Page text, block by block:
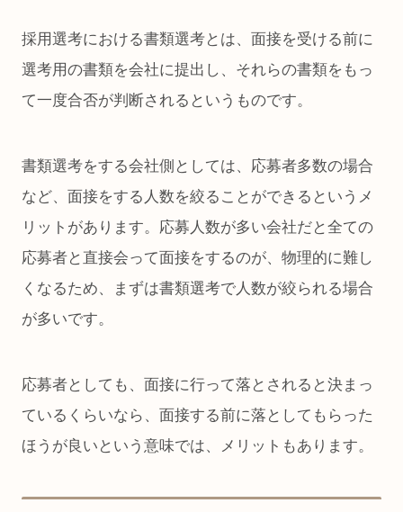
採用選考における書類選考とは、面接を受ける前に
選考用の書類を会社に提出し、それらの書類をもっ
て一度合否が判断されるというものです。
書類選考をする会社側としては、応募者多数の場合
など、面接をする人数を絞ることができるというメ
リットがあります。応募人数が多い会社だと全ての
応募者と直接会って面接をするのが、物理的に難し
くなるため、まずは書類選考で人数が絞られる場合
が多いです。
応募者としても、面接に行って落とされると決まっ
ているくらいなら、面接する前に落としてもらった
ほうが良いという意味では、メリットもあります。